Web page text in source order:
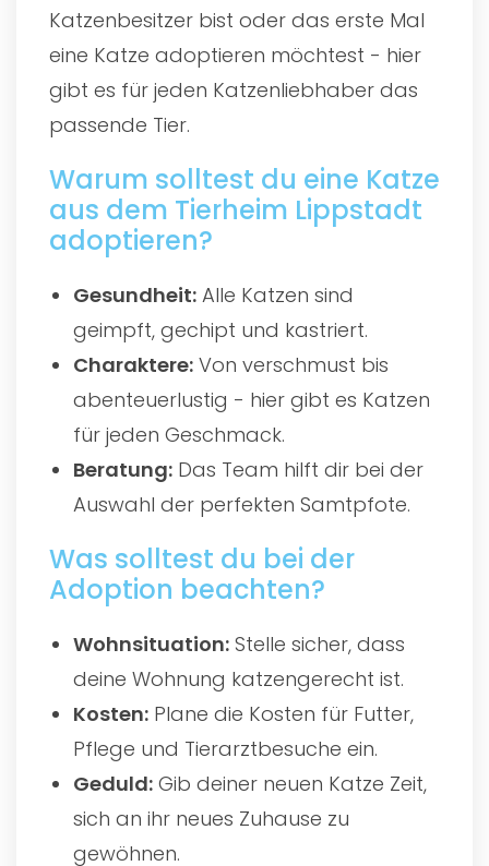
Katzenbesitzer bist oder das erste Mal
eine Katze adoptieren möchtest - hier
gibt es für jeden Katzenliebhaber das
passende Tier.
Warum solltest du eine Katze
aus dem Tierheim Lippstadt
adoptieren?
Gesundheit: Alle Katzen sind
geimpft, gechipt und kastriert.
Charaktere: Von verschmust bis
abenteuerlustig - hier gibt es Katzen
für jeden Geschmack.
Beratung: Das Team hilft dir bei der
Auswahl der perfekten Samtpfote.
Was solltest du bei der
Adoption beachten?
Wohnsituation: Stelle sicher, dass
deine Wohnung katzengerecht ist.
Kosten: Plane die Kosten für Futter,
Pflege und Tierarztbesuche ein.
Geduld: Gib deiner neuen Katze Zeit,
sich an ihr neues Zuhause zu
gewöhnen.